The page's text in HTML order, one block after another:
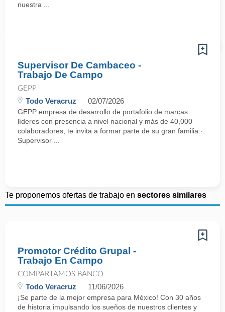
nuestra ...
Supervisor De Cambaceo -
Trabajo De Campo
GEPP
Todo Veracruz 02/07/2026
GEPP empresa de desarrollo de portafolio de marcas
líderes con presencia a nivel nacional y más de 40,000
colaboradores, te invita a formar parte de su gran familia:·
Supervisor ...
Te proponemos ofertas de trabajo en sectores similares
Promotor Crédito Grupal -
Trabajo En Campo
COMPARTAMOS BANCO
Todo Veracruz 11/06/2026
¡Se parte de la mejor empresa para México! Con 30 años
de historia impulsando los sueños de nuestros clientes y